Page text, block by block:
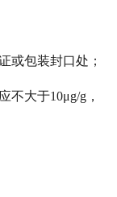
或包装封口处；
不大于10μg/g，